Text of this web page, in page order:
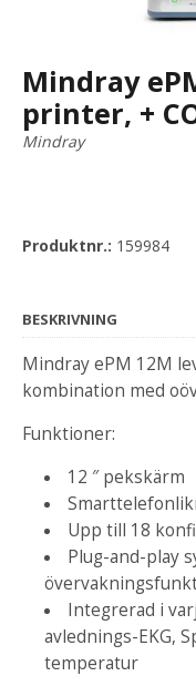
Mindray
printer, +
Mindray
Produktnr.: 159984
BESKRIVNING
Mindray ePM 12M
kombination med
Funktioner:
12 ″ pekskärm
Upp till 18
Plug-and-play
Integrerad i
avlednings-EKG,
temperatur